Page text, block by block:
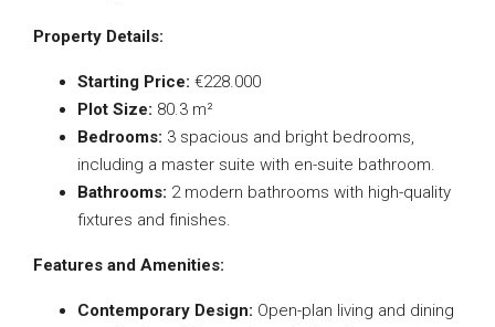
Property Details:
Starting Price: €228.000
Plot Size: 80.3 m²
Bedrooms: 3 spacious and bright bedrooms,
including a master suite with en-suite bathroom.
Bathrooms: 2 modern bathrooms with high-quality
fixtures and finishes.
Features and Amenities:
Contemporary Design: Open-plan living and dining